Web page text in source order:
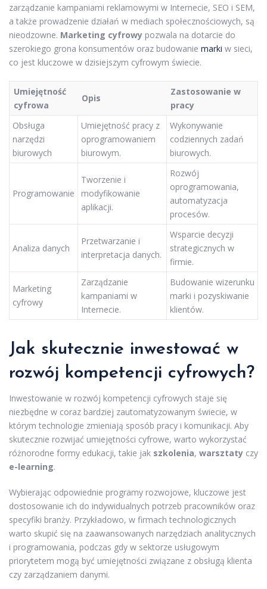
zarządzanie kampaniami reklamowymi w Internecie, SEO i SEM,
a także prowadzenie działań w mediach społecznościowych, są
nieodzowne. Marketing cyfrowy pozwala na dotarcie do
szerokiego grona konsumentów oraz budowanie marki w sieci,
co jest kluczowe w dzisiejszym cyfrowym świecie.
Umiejętność
cyfrowa
Opis
Zastosowanie w
pracy
Obsługa
narzędzi
biurowych
Umiejętność pracy z
oprogramowaniem
biurowym.
Wykonywanie
codziennych zadań
biurowych.
Programowanie
Tworzenie i
modyfikowanie
aplikacji.
Rozwój
oprogramowania,
automatyzacja
procesów.
Analiza danych
Przetwarzanie i
interpretacja danych.
Wsparcie decyzji
strategicznych w
firmie.
Marketing
cyfrowy
Zarządzanie
kampaniami w
Internecie.
Budowanie wizerunku
marki i pozyskiwanie
klientów.
Jak skutecznie inwestować w
rozwój kompetencji cyfrowych?
Inwestowanie w rozwój kompetencji cyfrowych staje się
niezbędne w coraz bardziej zautomatyzowanym świecie, w
którym technologie zmieniają sposób pracy i komunikacji. Aby
skutecznie rozwijać umiejętności cyfrowe, warto wykorzystać
różnorodne formy edukacji, takie jak szkolenia, warsztaty czy
e-learning.
Wybierając odpowiednie programy rozwojowe, kluczowe jest
dostosowanie ich do indywidualnych potrzeb pracowników oraz
specyfiki branży. Przykładowo, w firmach technologicznych
warto skupić się na zaawansowanych narzędziach analitycznych
i programowania, podczas gdy w sektorze usługowym
priorytetem mogą być umiejętności związane z obsługą klienta
czy zarządzaniem danymi.